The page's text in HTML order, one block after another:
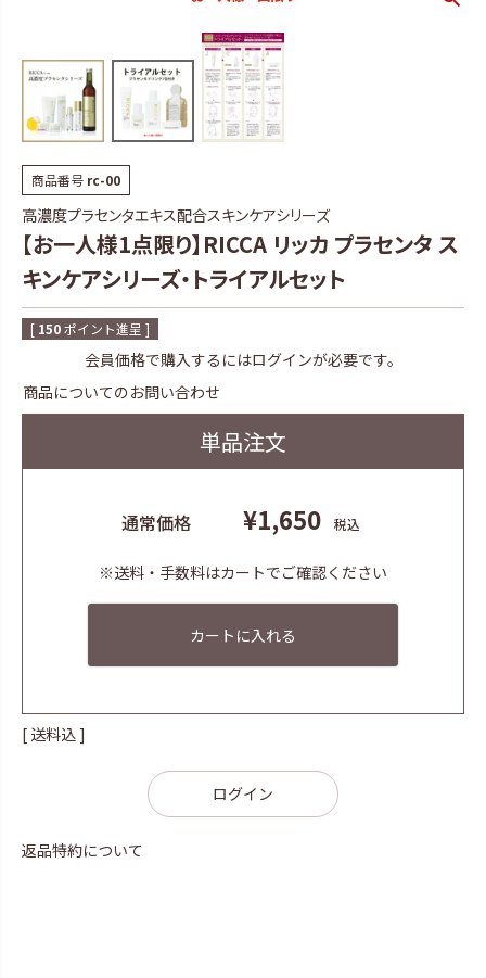
商品番号 rc-00
高濃度プラセンタエキス配合スキンケアシリーズ
【お一人様1点限り】RICCA リッカ プラセンタ ス
キンケアシリーズ・トライアルセット
[ 150ポイント進呈 ]
会員価格で購入するにはログインが必要です。
商品についてのお問い合わせ
単品注文
通常価格 ¥1,650 税込
※送料・手数料はカートでご確認ください
カートに入れる
送料込
ログイン
返品特約について